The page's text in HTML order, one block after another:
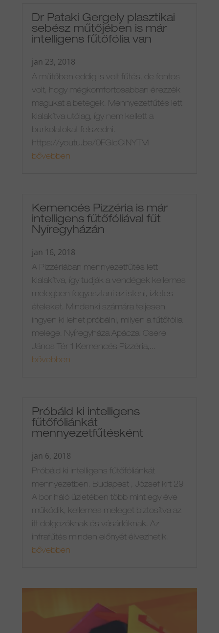
Dr Pataki Gergely plasztikai
sebész műtőjében is már
intelligens fűtőfólia van
jan 23, 2018
A műtőben eddig is volt fűtés, de fontos
volt, hogy mégkomfortosabban érezzék
magukat a betegek. Mennyezetfűtés lett
kialakítva utólag, így nem kellett a
burkolatokat felszedni.
https://youtu.be/0FGIcCiNYTM
bővebben
Kemencés Pizzéria is már
intelligens fűtőfóliával fűt
Nyíregyházán
jan 16, 2018
A Pizzériában mennyezetfűtés lett
kialakítva, így tudják a vendégek kellemes
melegben fogyasztani az isteni, ízletes
ételeket. Mindenki számára teljesen
ingyen ki lehet próbálni, milyen a fűtőfólia
melege. Nyíregyháza Apáczai Csere
János Tér 1 Kemencés Pizzéria,...
bővebben
Próbáld ki intelligens
fűtőfóliánkát
mennyezetfűtésként
jan 6, 2018
Próbáld ki intelligens fűtőfóliánkát
mennyezetben. Budapest , József krt 29
A bor háló üzletében több mint egy éve
működik, kellemes meleget biztosítva az
itt dolgozóknak és vásárlóknak. Az
infrafűtés minden előnyét élvezhetik.
bővebben